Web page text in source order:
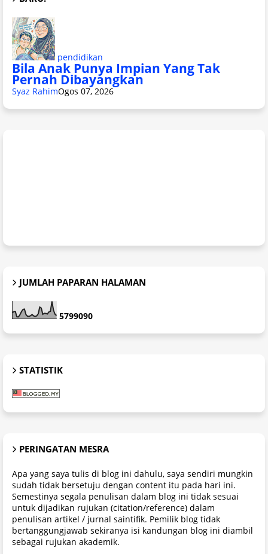
pendidikan
Bila Anak Punya Impian Yang Tak
Pernah Dibayangkan
Syaz RahimOgos 07, 2026
JUMLAH PAPARAN HALAMAN
5799090
STATISTIK
PERINGATAN MESRA
Apa yang saya tulis di blog ini dahulu, saya sendiri mungkin
sudah tidak bersetuju dengan content itu pada hari ini.
Semestinya segala penulisan dalam blog ini tidak sesuai
untuk dijadikan rujukan (citation/reference) dalam
penulisan artikel / jurnal saintifik. Pemilik blog tidak
bertanggungjawab sekiranya isi kandungan blog ini diambil
sebagai rujukan akademik.